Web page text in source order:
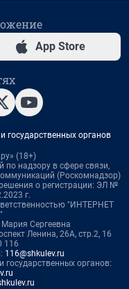
App Store
государственных органов
(18+)
по надзору в сфере связи,
(Роскомнадзор)
о регистрации: ЭЛ №
г.
"ИНТЕРНЕТ
Сергеевна
Ленина, 26А, стр.2, 16
116
116@shkulev.ru
органов: